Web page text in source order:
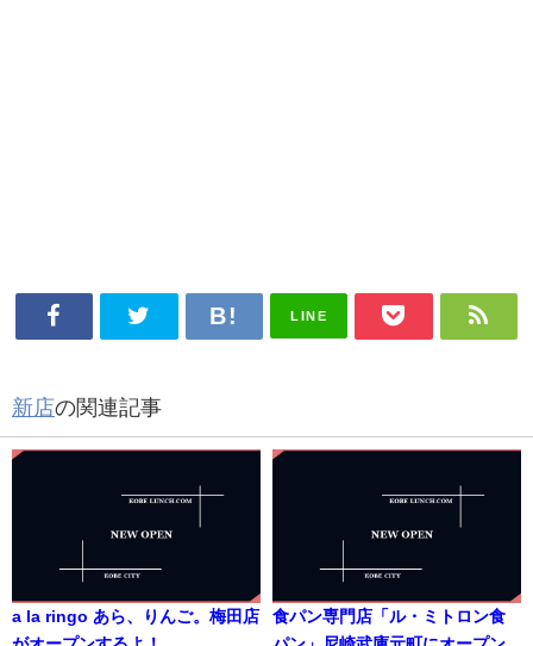
LINE
新店の関連記事
a la ringo あら、りんご。梅田店
食パン専門店「ル・ミトロン食